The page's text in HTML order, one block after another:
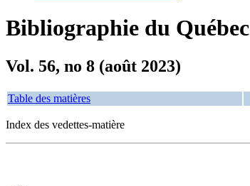
Bibliographie du Québec
Vol. 56, no 8 (août 2023)
Table des matières
Index des vedettes-matière